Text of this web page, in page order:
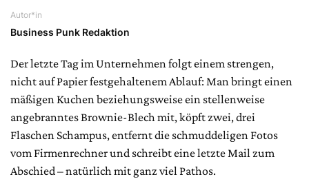
Autor*in
Business Punk Redaktion
Der letzte Tag im Unternehmen folgt einem strengen,
nicht auf Papier festgehaltenem Ablauf: Man bringt einen
mäßigen Kuchen beziehungsweise ein stellenweise
angebranntes Brownie-Blech mit, köpft zwei, drei
Flaschen Schampus, entfernt die schmuddeligen Fotos
vom Firmenrechner und schreibt eine letzte Mail zum
Abschied – natürlich mit ganz viel Pathos.